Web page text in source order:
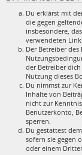
Du erklärst mit
die gegen
insbesondere,
verwendeten
Der Betreiber
der Betreiber
Nutzung dieses
Du nimmst zur
Inhalte von
nicht zur
Benutzerkonto,
sperren.
Du gestattest
sofern sie gegen
oder einem